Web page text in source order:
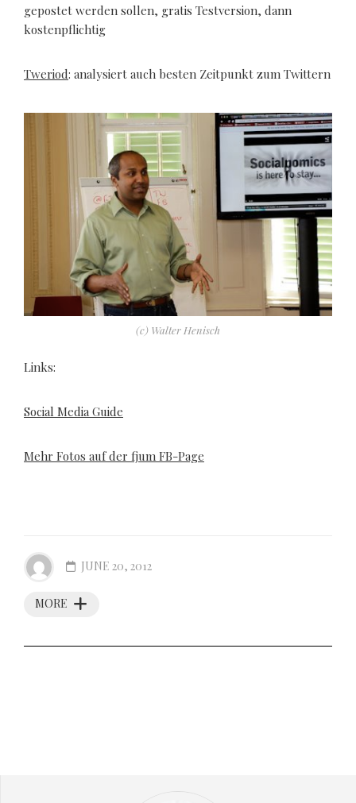
gepostet werden sollen, gratis Testversion, dann
kostenpflichtig
Tweriod: analysiert auch besten Zeitpunkt zum Twittern
(c) Walter Henisch
Links:
Social Media Guide
Mehr Fotos auf der fjum FB-Page
MORE
JUNE 20, 2012